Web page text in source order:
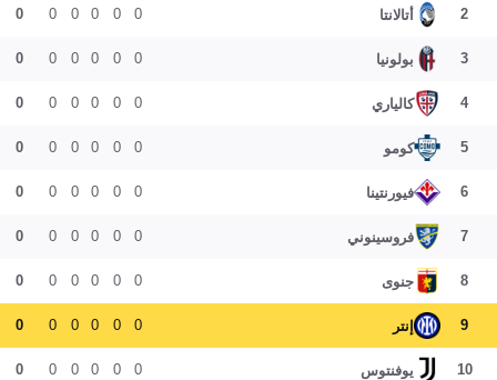
2 أتالانتا 0
0
0
0
0
0
3 بولونيا 0
0
0
0
0
0
4 كالياري 0
0
0
0
0
0
5 كومو 0
0
0
0
0
0
6 فيورنتينا 0
0
0
0
0
0
7 فروسينوني 0
0
0
0
0
0
8 جنوى 0
0
0
0
0
0
9 إنتر 0
0
0
0
0
0
10 يوفنتوس 0
0
0
0
0
0